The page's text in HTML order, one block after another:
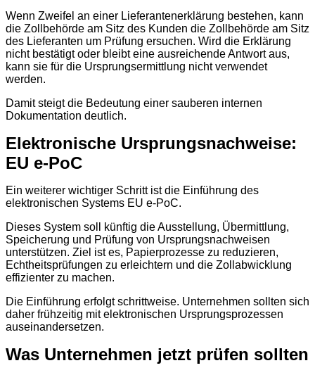
Wenn Zweifel an einer Lieferantenerklärung bestehen, kann
die Zollbehörde am Sitz des Kunden die Zollbehörde am Sitz
des Lieferanten um Prüfung ersuchen. Wird die Erklärung
nicht bestätigt oder bleibt eine ausreichende Antwort aus,
kann sie für die Ursprungsermittlung nicht verwendet
werden.
Damit steigt die Bedeutung einer sauberen internen
Dokumentation deutlich.
Elektronische Ursprungsnachweise:
EU e-PoC
Ein weiterer wichtiger Schritt ist die Einführung des
elektronischen Systems EU e-PoC.
Dieses System soll künftig die Ausstellung, Übermittlung,
Speicherung und Prüfung von Ursprungsnachweisen
unterstützen. Ziel ist es, Papierprozesse zu reduzieren,
Echtheitsprüfungen zu erleichtern und die Zollabwicklung
effizienter zu machen.
Die Einführung erfolgt schrittweise. Unternehmen sollten sich
daher frühzeitig mit elektronischen Ursprungsprozessen
auseinandersetzen.
Was Unternehmen jetzt prüfen sollten